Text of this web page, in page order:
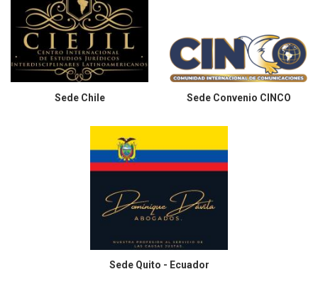
Sede Chile Sede Convenio CINCO
Sede Quito - Ecuador